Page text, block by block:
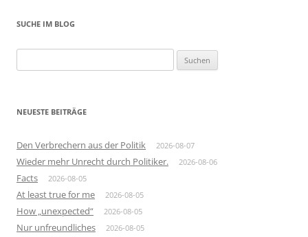
SUCHE IM BLOG
nach:
NEUESTE BEITRÄGE
Den Verbrechern aus der Politik 2026-08-07
Wieder mehr Unrecht durch Politiker. 2026-08-06
Facts 2026-08-05
At least true for me 2026-08-05
How „unexpected“ 2026-08-05
Nur unfreundliches 2026-08-05